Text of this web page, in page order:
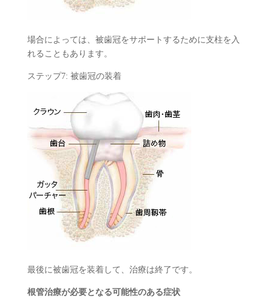
場合によっては、被歯冠をサポートするために支柱を入
れることもあります。
ステップ7: 被歯冠の装着
最後に被歯冠を装着して、治療は終了です。
根管治療が必要となる可能性のある症状